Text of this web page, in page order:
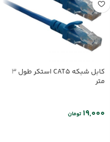
کابل شبکه CAT5 استکر طول 3
متر
تومان